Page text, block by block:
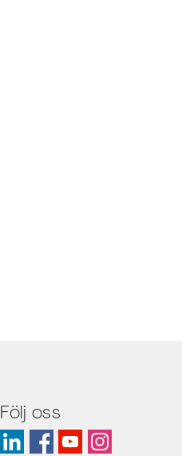
Följ oss